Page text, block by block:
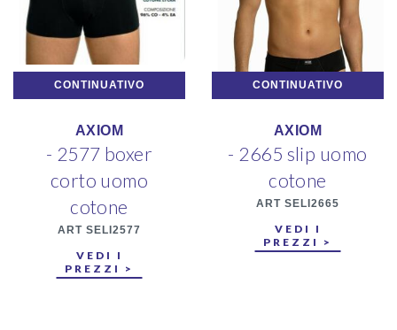
CONTINUATIVO
AXIOM
- 2577 boxer
corto uomo
cotone
ART SELI2577
VEDI I
PREZZI >
CONTINUATIVO
AXIOM
- 2665 slip uomo
cotone
ART SELI2665
VEDI I
PREZZI >